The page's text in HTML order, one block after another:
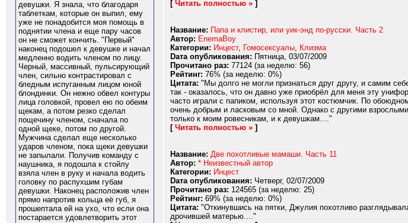
девушки. Я знала, что благодаря
таблеткам, которые он выпил, ему
уже не понадобится моя помощь в
поднятии члена и еще пару часов
он не сможет кончить. "Первый"
наконец подошел к девушке и начал
медленно водить членом по лицу.
Черный, массивный, пульсирующий
член, сильно контрастировал с
бледным испуганным лицом юной
блондинки. Он нежно обвел контуры
лица головкой, провел ею по обеим
щекам, а потом резко сделал
пощечину членом, сначала по
одной щеке, потом по другой.
Мужчина сделал еще несколько
ударов членом, пока щеки девушки
не запылали. Получив команду с
наушника, я подошла к стойлу
взяла член в руку и начала водить
головку по распухшим губам
девушки. Наконец расположив член
прямо напротив кольца её губ, я
прошептала ей на ухо, что если она
постарается удовлетворить этот
[ Читать полностью » ]
Название: Папа и клистир, или уик-энд по-русски. Часть 2
Автор: EnemaBoy
Категории: Инцест, Гомосексуалы, Клизма
Dата опубликования: Пятница, 03/07/2009
Прочитано раз: 77124 (за неделю: 56)
Рейтинг: 76% (за неделю: 0%)
Цитата: "Мы долго не могли признаться друг другу, и самим
так - оказалось, что он давно уже приобрёл для меня эту
часто играли с папиком, используя этот костюмчик. По
очень добрым и ласковым со мной. Однако с другими
только к моим ровесникам, и к девушкам...."
[ Читать полностью » ]
Название: Две похотливые мамаши. Часть 11
Автор: * Неизвестный автор
Категории: Инцест
Dата опубликования: Четверг, 02/07/2009
Прочитано раз: 124565 (за неделю: 25)
Рейтинг: 69% (за неделю: 0%)
Цитата: "Откинувшись на пятки, Джулия похотливо
дрочившей матерью...."